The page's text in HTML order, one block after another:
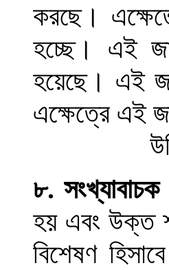
করছে।
হচ্ছে। এই
হয়েছে। এই
এক্ষেত্রে এই
৮. সংখ্যাবাচক
হয় এবং উক্ত
বিশেষণ